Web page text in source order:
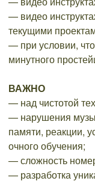
— видео
текущими
— при условии,
минутного
ВАЖНО
— над чистотой
— нарушения
памяти, реакции,
очного обучения;
— сложность
— разработка